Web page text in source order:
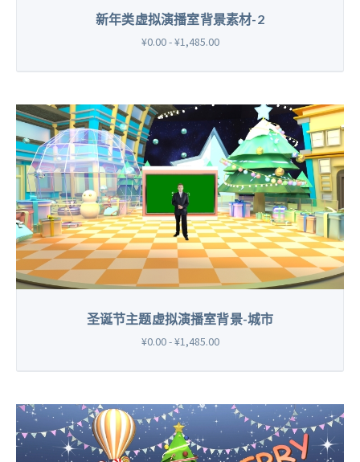
新年类虚拟演播室背景素材-2
¥0.00 - ¥1,485.00
圣诞节主题虚拟演播室背景-城市
¥0.00 - ¥1,485.00